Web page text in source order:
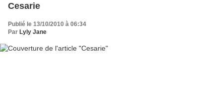
Cesarie
Publié le 13/10/2010 à 06:34
Par Lyly Jane